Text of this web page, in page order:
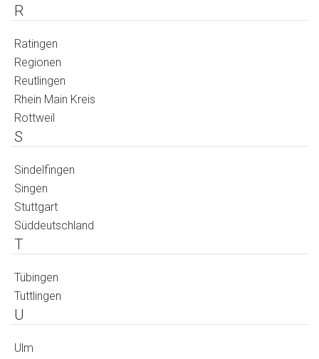
R
Ratingen
Regionen
Reutlingen
Rhein Main Kreis
Rottweil
S
Sindelfingen
Singen
Stuttgart
Süddeutschland
T
Tübingen
Tuttlingen
U
Ulm